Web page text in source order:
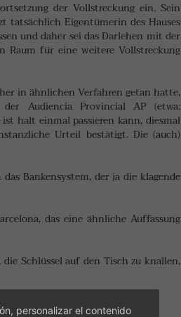
der Vollstreckung ein. Sein
tatsächlich Eigentümerin des Hauses
und daher sei das Darlehen mit der
Raum für eine weitere Vollstreckung
in ähnlichen Verfahren getan hatte,
Audiencia Provincial AP (etwa:
halt einmal passieren kann, diesmal
Urteil bestätigt. Die (auch)
Bankensystem, der ja die klagende
das eine ähnliche Auffassung
Schlüssel auf den Tisch zu knallen,
personalizar el contenido